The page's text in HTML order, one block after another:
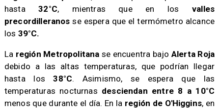
hasta32°C, mientras que en losvalles
precordilleranosse espera que el termómetro alcance
los 39°C.
​La región Metropolitana se encuentra bajo Alerta Roja
debido a las altas temperaturas, que podrían llegar
hasta los38°C. Asimismo, se espera que las
temperaturas nocturnas desciendan entre 8 a 10°C
menos que durante el día. En la región de O'Higgins, en